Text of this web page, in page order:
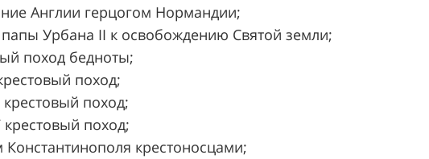
Англии герцогом Нормандии;
Урбана II к освобождению Святой земли;
поход бедноты;
поход;
крестовый поход;
крестовый поход;
Константинополя крестоносцами;